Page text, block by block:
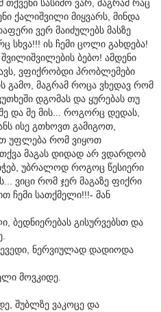
სასიძო ვარ, მაგრამ რაც
ქალიშვილი მიყვარს, მინდა
ვერ მაიძულებს მასზე
სხვა!!! ის ჩემი ცოლი გახდება!
ბებო! ამდენი
ვფიქრობდი პრობლემები
გამო, მაგრამ როცა ვხედავ რომ
დგომას და ყურებას თუ
და მე მის... როგორც დედას,
ისე გთხოვთ გამიგოთ,
უფლება რომ ვიყოთ
მაგას დიდად არ ვდარდობ
უბრალოდ როგოც წესიერი
ვიცი რომ ჯერ მაგაზე ფიქრი
ჩემი სათქმელი!!!- მან
ბედნიერებას გისურვებსთ და
ნერვიულად დადიოდა
მოვკიდე.
შუბლზე ვაკოცე და